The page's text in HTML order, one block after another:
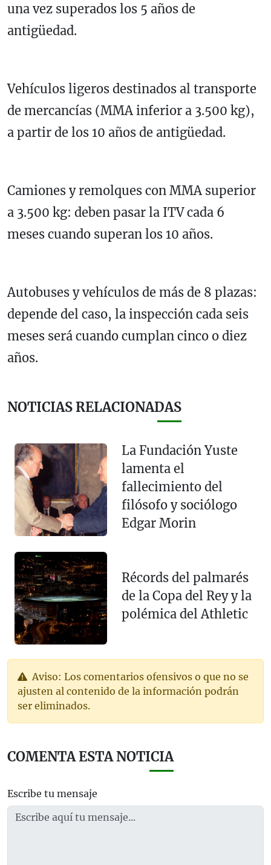
una vez superados los 5 años de
antigüedad.
Vehículos ligeros destinados al transporte
de mercancías (MMA inferior a 3.500 kg),
a partir de los 10 años de antigüedad.
Camiones y remolques con MMA superior
a 3.500 kg: deben pasar la ITV cada 6
meses cuando superan los 10 años.
Autobuses y vehículos de más de 8 plazas:
depende del caso, la inspección cada seis
meses será cuando cumplan cinco o diez
años.
NOTICIAS RELACIONADAS
La Fundación Yuste
lamenta el
fallecimiento del
filósofo y sociólogo
Edgar Morin
Récords del palmarés
de la Copa del Rey y la
polémica del Athletic
Aviso: Los comentarios ofensivos o que no se
ajusten al contenido de la información podrán
ser eliminados.
COMENTA ESTA NOTICIA
Escribe tu mensaje